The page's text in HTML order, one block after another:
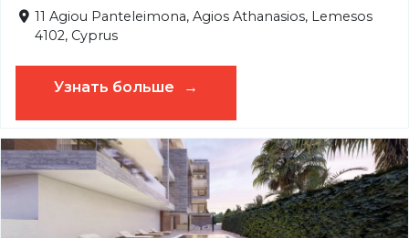
11 Agiou Panteleimona, Agios Athanasios, Lemesos
4102, Cyprus
Узнать больше